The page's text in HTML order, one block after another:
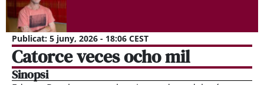
Publicat: 5 juny, 2026 - 18:06 CEST
Catorce veces ocho mil
Sinopsi